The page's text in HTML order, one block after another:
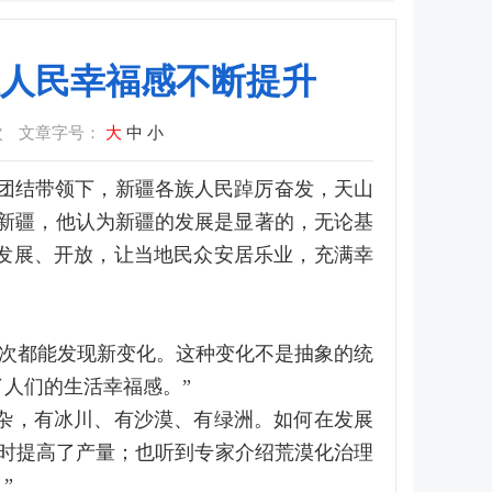
民幸福感不断提升
文章字号： 大 中 小
结带领下，新疆各族人民踔厉奋发，天山
疆，他认为新疆的发展是显著的，无论基
展、开放，让当地民众安居乐业，充满幸
都能发现新变化。这种变化不是抽象的统
们的生活幸福感。”
，有冰川、有沙漠、有绿洲。如何在发展
提高了产量；也听到专家介绍荒漠化治理